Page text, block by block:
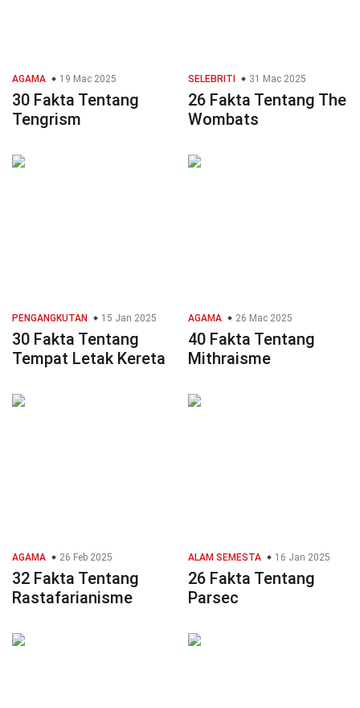
AGAMA 19 Mac 2025
30 Fakta Tentang
Tengrism
SELEBRITI 31 Mac 2025
26 Fakta Tentang The
Wombats
PENGANGKUTAN 15 Jan 2025
30 Fakta Tentang
Tempat Letak Kereta
AGAMA 26 Mac 2025
40 Fakta Tentang
Mithraisme
AGAMA 26 Feb 2025
32 Fakta Tentang
Rastafarianisme
ALAM SEMESTA 16 Jan 2025
26 Fakta Tentang
Parsec